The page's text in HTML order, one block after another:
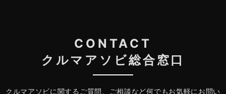
CONTACT
クルマアソビ総合窓口
クルマアソビに関するご質問、ご相談など何でもお気軽にお問い